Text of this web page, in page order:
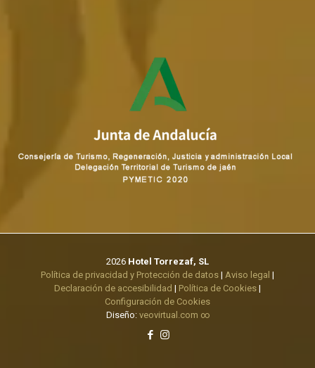
2026 Hotel Torrezaf, SL
Política de privacidad y Protección de datos | Aviso legal |
Declaración de accesibilidad | Política de Cookies |
Configuración de Cookies
Diseño: veovirtual.com ∞